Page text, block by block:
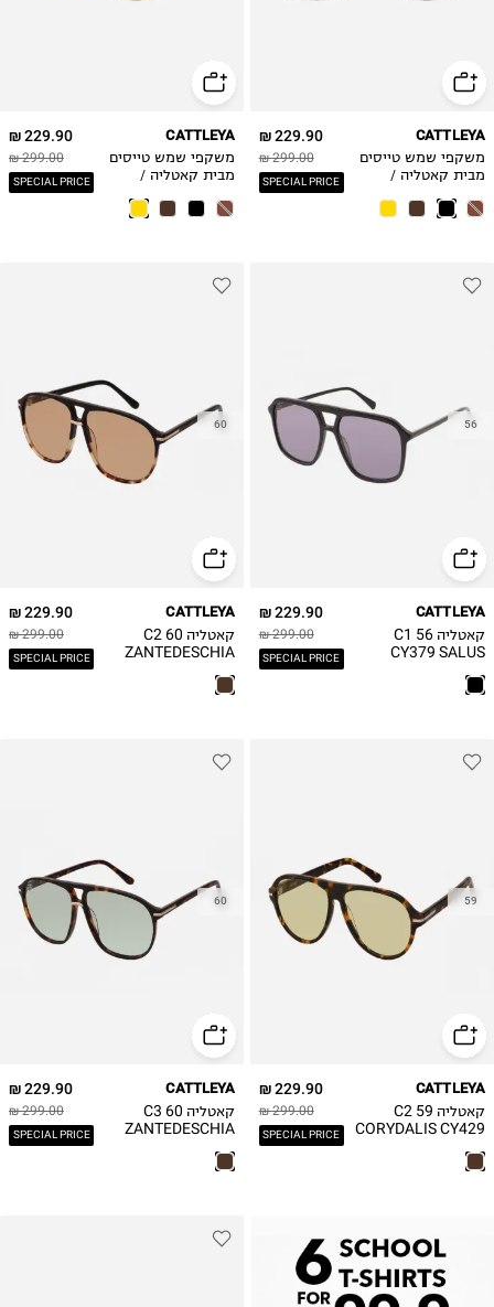
229.90 ₪
299.00 ₪
SPECIAL PRICE
CATTLEYA
משקפי שמש טייסים
מבית קאטליה /
229.90 ₪
299.00 ₪
SPECIAL PRICE
CATTLEYA
משקפי שמש טייסים
מבית קאטליה /
56
229.90 ₪
299.00 ₪
SPECIAL PRICE
CATTLEYA
קאטליה C1 56
CY379 SALUS
60
229.90 ₪
299.00 ₪
SPECIAL PRICE
CATTLEYA
קאטליה C2 60
ZANTEDESCHIA
59
229.90 ₪
299.00 ₪
SPECIAL PRICE
CATTLEYA
קאטליה C2 59
CORYDALIS CY429
60
229.90 ₪
299.00 ₪
SPECIAL PRICE
CATTLEYA
קאטליה C3 60
ZANTEDESCHIA